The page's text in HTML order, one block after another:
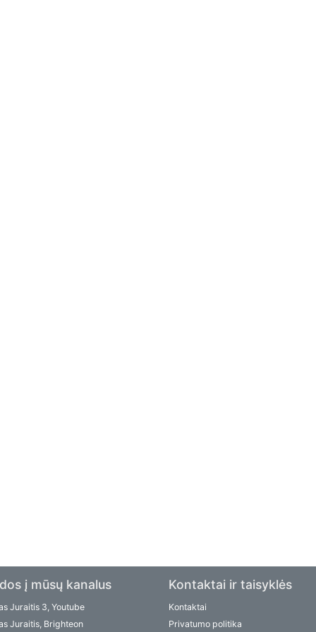
į mūsų kanalus
Juraitis 3, Youtube
Juraitis, Brighteon
Kontaktai ir taisyklės
Kontaktai
Privatumo politika